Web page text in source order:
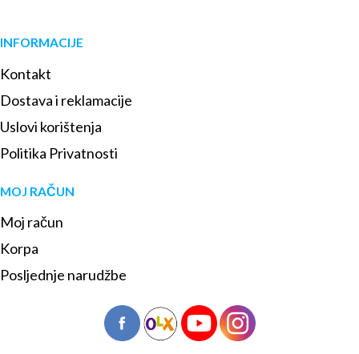
INFORMACIJE
Kontakt
Dostava i reklamacije
Uslovi korištenja
Politika Privatnosti
MOJ RAČUN
Moj račun
Korpa
Posljednje narudžbe